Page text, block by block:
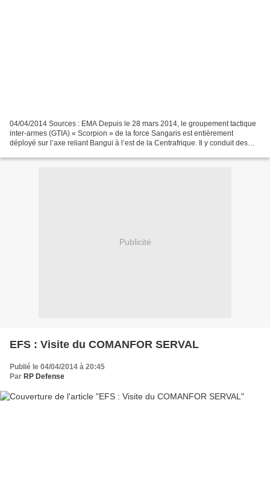
04/04/2014 Sources : EMA Depuis le 28 mars 2014, le groupement tactique
inter-armes (GTIA) « Scorpion » de la force Sangaris est entièrement
déployé sur l’axe reliant Bangui à l’est de la Centrafrique. Il y conduit des
Publicité
EFS : Visite du COMANFOR SERVAL
Publié le 04/04/2014 à 20:45
Par RP Defense